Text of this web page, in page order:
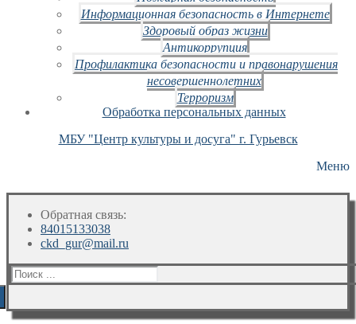
Информационная безопасность в Интернете
Здоровый образ жизни
Антикоррупция
Профилактика безопасности и правонарушения
несовершеннолетних
Терроризм
Обработка персональных данных
МБУ "Центр культуры и досуга" г. Гурьевск
Меню
Обратная связь:
84015133038
ckd_gur@mail.ru
Искать: